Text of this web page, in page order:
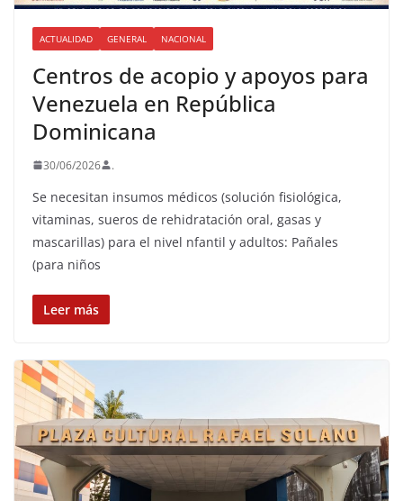
ACTUALIDAD GENERAL NACIONAL
Centros de acopio y apoyos para
Venezuela en República
Dominicana
30/06/2026 .
Se necesitan insumos médicos (solución fisiológica,
vitaminas, sueros de rehidratación oral, gasas y
mascarillas) para el nivel nfantil y adultos: Pañales
(para niños
Leer más